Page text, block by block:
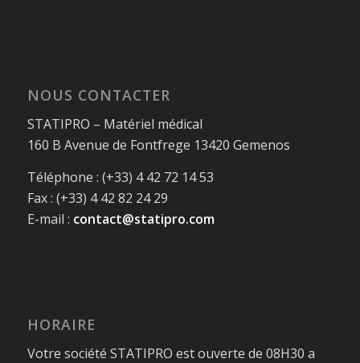
NOUS CONTACTER
STATIPRO – Matériel médical
160 B Avenue de Fontfrege 13420 Gemenos
Téléphone : (+33) 4 42 72 14 53
Fax : (+33) 4 42 82 24 29
E-mail : contact@statipro.com
HORAIRE
Votre société STATIPRO est ouverte de 08H30 a